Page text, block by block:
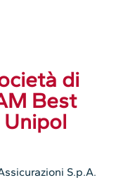
di
Best
Unipol
S.p.A.